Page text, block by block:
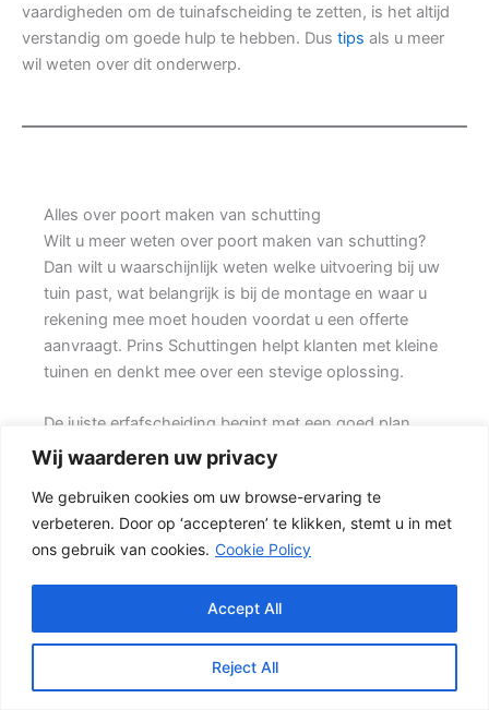
Wij waarderen uw privacy
We gebruiken cookies om uw browse-ervaring te
verbeteren. Door op ‘accepteren’ te klikken, stemt u in met
ons gebruik van cookies. Cookie Policy
Reject All
Accept All
vaardigheden om de tuinafscheiding te zetten, is het altijd
verstandig om goede hulp te hebben. Dus tips als u meer
wil weten over dit onderwerp.
Alles over poort maken van schutting
Wilt u meer weten over poort maken van schutting?
Dan wilt u waarschijnlijk weten welke uitvoering bij uw
tuin past, wat belangrijk is bij de montage en waar u
rekening mee moet houden voordat u een offerte
aanvraagt. Prins Schuttingen helpt klanten met kleine
tuinen en denkt mee over een stevige oplossing.
De juiste erfafscheiding begint met een goed plan.
Wilt u vooral een luxe uitstraling, dan kan een hout-
beton schutting met hoge betonplaat of zwarte
accenten goed passen. Daarbij spelen ook zaken mee
zoals windbelasting, hoogteverschillen, grondsoort,
erfgrens en de bereikbaarheid van de tuin.
De juiste keuze voor uw tuin
Een hout-beton schutting is populair omdat deze
stevig is en toch een warme uitstraling heeft. {De